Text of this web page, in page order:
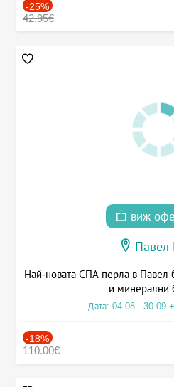
-25%
42.95€
виж
Павел
Най-новата СПА перла в Павел
и минерални
Дата: 04.08 - 30.09
-18%
110.00€